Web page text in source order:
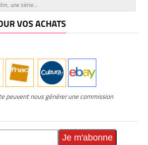
VOS ACHATS
peuvent nous générer une commission